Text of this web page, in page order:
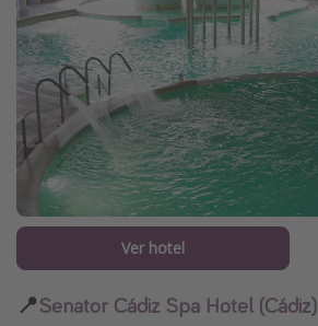
Ver hotel
📍Senator Cádiz Spa Hotel (Cádiz)